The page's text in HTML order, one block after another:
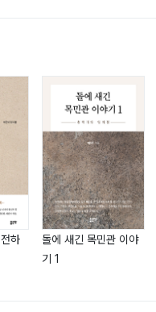
경쟁하는 제국… 272
괴와 유대인의 저항…
전과 수도원의 대조…
원의 길… 339
하
돌에 새긴 목민관 이야
기 1